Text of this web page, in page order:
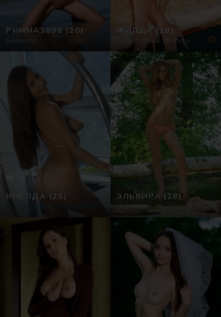
РИММА3898 (20)
Бельгия
ЖИЛДА (28)
Спортивная фигура
ИМЕЛДА (25)
Секс объявления в Генте
ЭЛЬВИРА (28)
Японка